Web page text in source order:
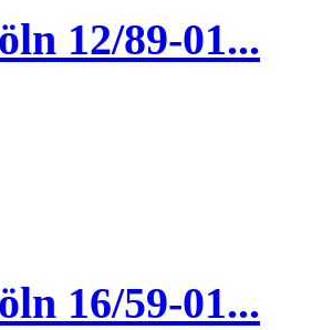
12/89-01...
16/59-01...